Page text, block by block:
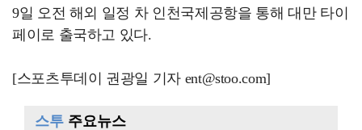
9일 오전 해외 일정 차 인천국제공항을 통해 대만 타이
페이로 출국하고 있다.
[스포츠투데이 권광일 기자 ent@stoo.com]
스투 주요뉴스